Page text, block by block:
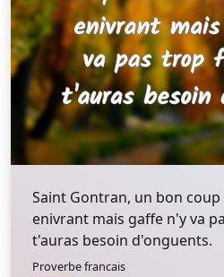
Saint Gontran, un bon
enivrant mais gaffe n'y va
t'auras besoin d'onguents.
Proverbe francais